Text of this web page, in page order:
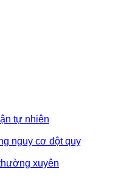
tự nhiên
nguy cơ đột quỵ
xuyên